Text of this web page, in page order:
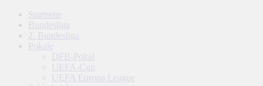
Startseite
Bundesliga
2. Bundesliga
Pokale
DFB-Pokal
UEFA-Cup
UEFA Europa League